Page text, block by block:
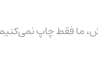
، ما فقط چاپ